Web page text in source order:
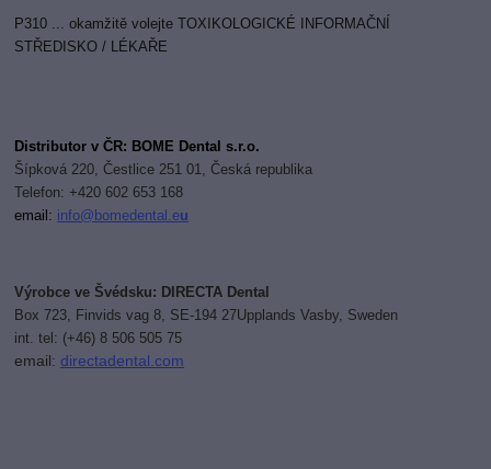
P310 ... okamžitě volejte TOXIKOLOGICKÉ INFORMAČNÍ
STŘEDISKO / LÉKAŘE
Distributor v ČR: BOME Dental s.r.o.
Šípková 220, Čestlice 251 01, Česká republika
Telefon: +420 602 653 168
email: info@bomedental.eu
Výrobce ve Švédsku: DIRECTA Dental
Box 723, Finvids vag 8, SE-194 27Upplands Vasby, Sweden
int. tel: (+46) 8 506 505 75
email: directadental.com